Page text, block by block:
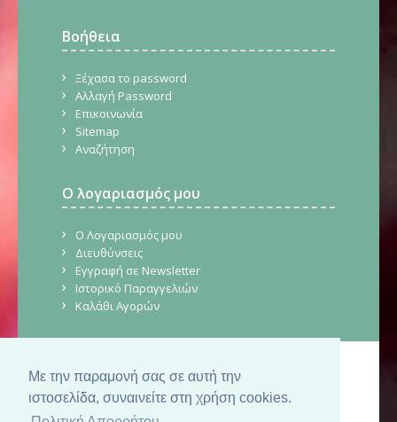
Με την παραμονή σας σε αυτή την
ιστοσελίδα, συναινείτε στη χρήση cookies.
Βοήθεια
Ξέχασα το password
Αλλαγή Password
Επικοινωνία
Sitemap
Αναζήτηση
Ο λογαριασμός μου
Ο Λογαριασμός μου
Διευθύνσεις
Εγγραφή σε Newsletter
Ιστορικό Παραγγελιών
Καλάθι Αγορών
© Copyright 2026. CraftStore.gr.
Δημιουργία Ιστοσελίδας SilkTech